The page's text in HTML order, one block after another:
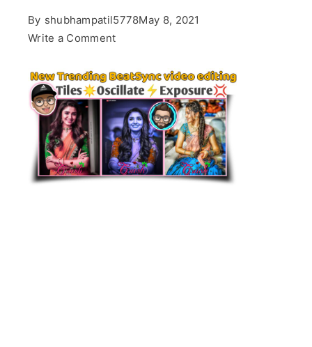
By shubhampatil5778May 8, 2021
Write a Commenton
shetty
viral
video
editing
marathi